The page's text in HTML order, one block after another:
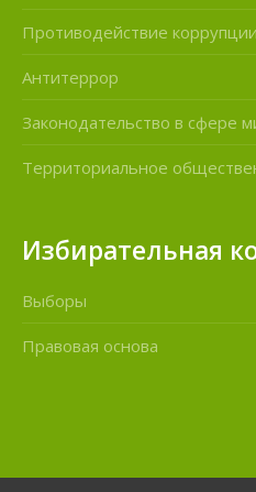
Противодействие коррупции
Антитеррор
Законодательство в сфере
Территориальное
Избирательная
Выборы
Правовая основа